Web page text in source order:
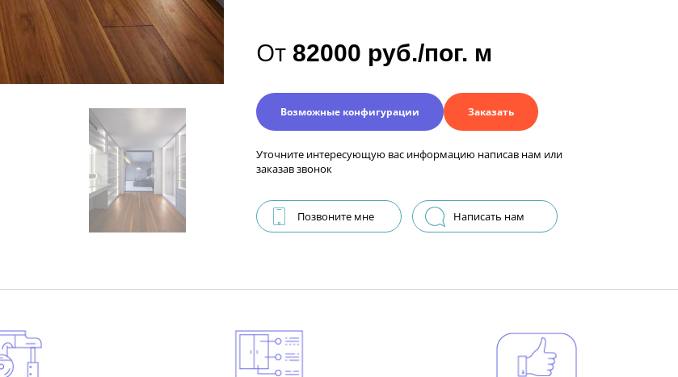
От 82000 руб./пог. м
Возможные конфигурации Заказать
Уточните интересующую вас информацию написав нам или
заказав звонок
Позвоните мне Написать нам